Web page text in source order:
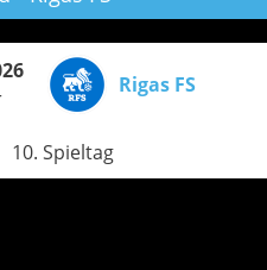
Rigas FS
10. Spieltag